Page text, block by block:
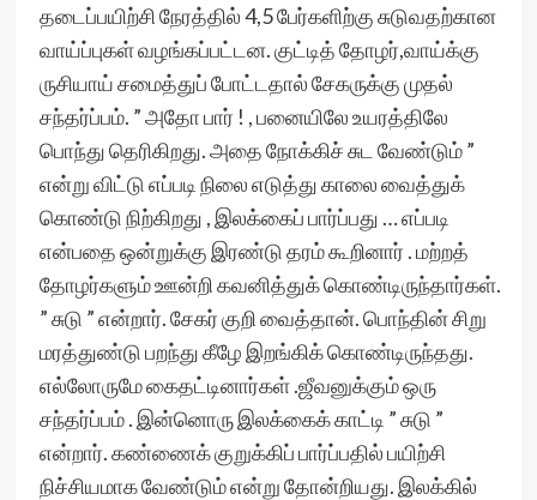
தடைப்பயிற்சி நேரத்தில் 4,5 பேர்களிற்கு சுடுவதற்கான
வாய்ப்புகள் வழங்கப்பட்டன. குட்டித் தோழர்,வாய்க்கு
ருசியாய் சமைத்துப் போட்டதால் சேகருக்கு முதல்
சந்தர்ப்பம். ” அதோ பார் ! , பனையிலே உயரத்திலே
பொந்து தெரிகிறது. அதை நோக்கிச் சுட வேண்டும் ”
என்று விட்டு எப்படி நிலை எடுத்து காலை வைத்துக்
கொண்டு நிற்கிறது , இலக்கைப் பார்ப்பது … எப்படி
என்பதை ஒன்றுக்கு இரண்டு தரம் கூறினார் . மற்றத்
தோழர்களும் ஊன்றி கவனித்துக் கொண்டிருந்தார்கள்.
” சுடு ” என்றார். சேகர் குறி வைத்தான். பொந்தின் சிறு
மரத்துண்டு பறந்து கீழே இறங்கிக் கொண்டிருந்தது.
எல்லோருமே கைதட்டினார்கள் .ஜீவனுக்கும் ஒரு
சந்தர்ப்பம் . இன்னொரு இலக்கைக் காட்டி ” சுடு ”
என்றார். கண்ணைக் குறுக்கிப் பார்ப்பதில் பயிற்சி
நிச்சியமாக வேண்டும் என்று தோன்றியது. இலக்கில்